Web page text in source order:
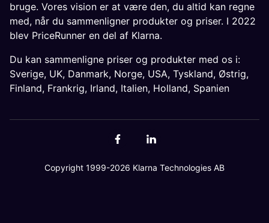
bruge. Vores vision er at være den, du altid kan regne
med, når du sammenligner produkter og priser. I 2022
blev PriceRunner en del af Klarna.
Du kan sammenligne priser og produkter med os i:
Sverige, UK, Danmark, Norge, USA, Tyskland, Østrig,
Finland, Frankrig, Irland, Italien, Holland, Spanien
Copyright 1999-2026 Klarna Technologies AB